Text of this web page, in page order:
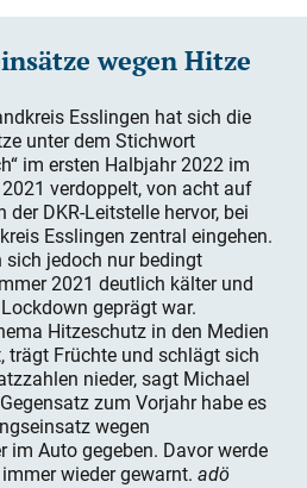
wegen Hitze
Esslingen hat sich die
unter dem Stichwort
im ersten Halbjahr 2022 im
verdoppelt, von acht auf
DKR-Leitstelle hervor, bei
Esslingen zentral eingehen.
sich jedoch nur bedingt
2021 deutlich kälter und
geprägt war.
Hitzeschutz in den Medien
trägt Früchte und schlägt sich
nieder, sagt Michael
zum Vorjahr habe es
wegen
im Auto gegeben. Davor werde
wieder gewarnt. adö